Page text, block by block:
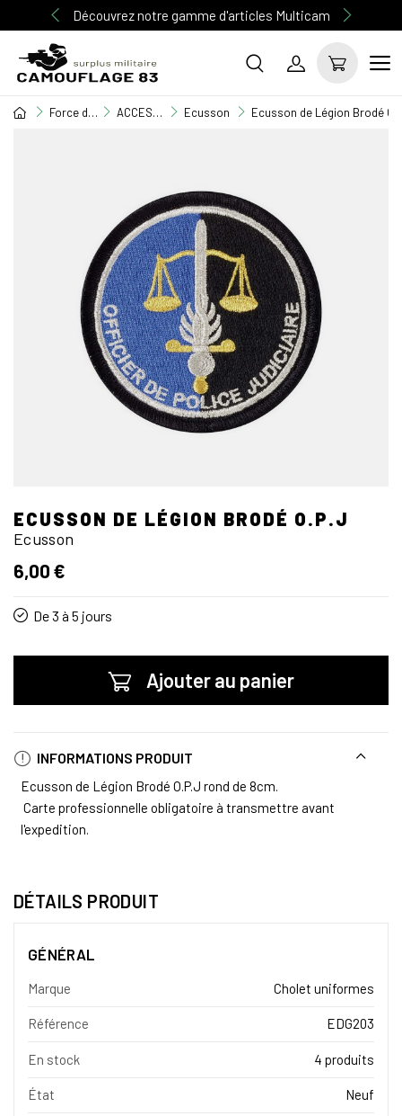
Découvrez notre gamme d'articles Multicam
Force de l'ordre ACCESSOIRES FORCES DE L'ORDRE Ecusson Ecusson de Légion Brodé
ECUSSON DE LÉGION BRODÉ O.P.J
Ecusson
6,00 €
De 3 à 5 jours
Ajouter au panier
INFORMATIONS PRODUIT
Ecusson de Légion Brodé O.P.J rond de 8cm.
Carte professionnelle obligatoire à transmettre avant
l'expedition.
DÉTAILS PRODUIT
GÉNÉRAL
Marque Cholet uniformes
Référence EDG203
En stock 4 produits
État Neuf